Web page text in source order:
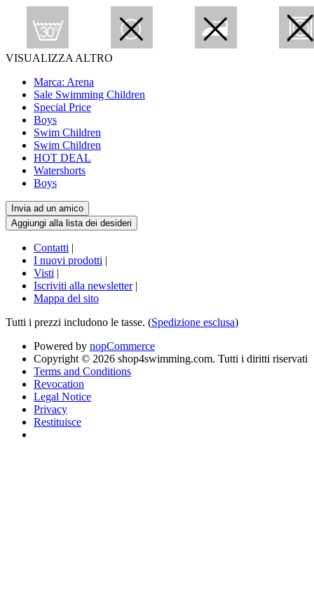
VISUALIZZA ALTRO
Marca: Arena
Sale Swimming Children
Special Price
Boys
Swim Children
Swim Children
HOT DEAL
Watershorts
Boys
Contatti |
I nuovi prodotti |
Visti |
Iscriviti alla newsletter |
Mappa del sito
Tutti i prezzi includono le tasse. (Spedizione esclusa)
Powered by nopCommerce
Copyright © 2026 shop4swimming.com. Tutti i diritti riservati
Terms and Conditions
Revocation
Legal Notice
Privacy
Restituisce